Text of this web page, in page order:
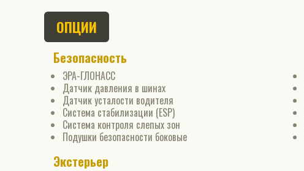
ОПЦИИ
Безопасность
ЭРА-ГЛОНАСС
Датчик давления в шинах
Датчик усталости водителя
Система стабилизации (ESP)
Система контроля слепых зон
Подушки безопасности боковые
Экстерьер